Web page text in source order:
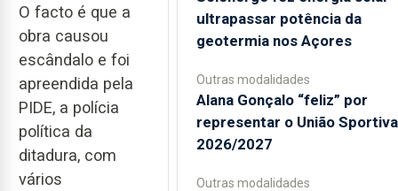
O facto é que a
obra causou
escândalo e foi
apreendida pela
PIDE, a polícia
política da
ditadura, com
vários
ultrapassar potência da
geotermia nos Açores
Outras modalidades
Alana Gonçalo “feliz” por
representar o União
2026/2027
Outras modalidades